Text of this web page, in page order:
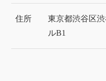
住所
東京都渋谷区
ルB1